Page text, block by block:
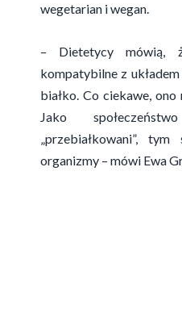
wegetarian i wegan.
– Dietetycy mówią,
kompatybilne z
białko. Co ciekawe,
Jako
„przebiałkowani”,
organizmy – mówi Ewa